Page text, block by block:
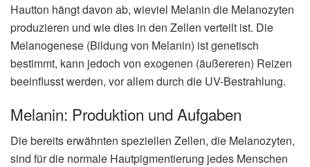
Hautton hängt davon ab, wieviel Melanin die Melanozyten
produzieren und wie dies in den Zellen verteilt ist. Die
Melanogenese (Bildung von Melanin) ist genetisch
bestimmt, kann jedoch von exogenen (äußereren) Reizen
beeinflusst werden, vor allem durch die UV-Bestrahlung.
Melanin: Produktion und Aufgaben
Die bereits erwähnten speziellen Zellen, die Melanozyten,
sind für die normale Hautpigmentierung jedes Menschen